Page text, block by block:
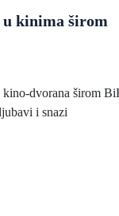
kinima širom
kino-dvorana širom
i snazi